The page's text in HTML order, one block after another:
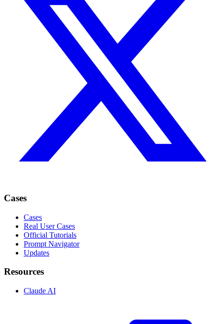
Cases
Cases
Real User Cases
Official Tutorials
Prompt Navigator
Updates
Resources
Claude AI